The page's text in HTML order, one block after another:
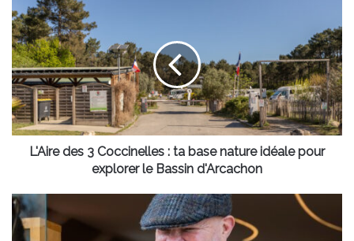
des
3
Coccinelles
:
ta
base
nature
idéale
pour
Bassin
d'Arcachon
L'Aire des 3 Coccinelles : ta base nature idéale pour
explorer le Bassin d'Arcachon
Philippe
Etchebest
propose